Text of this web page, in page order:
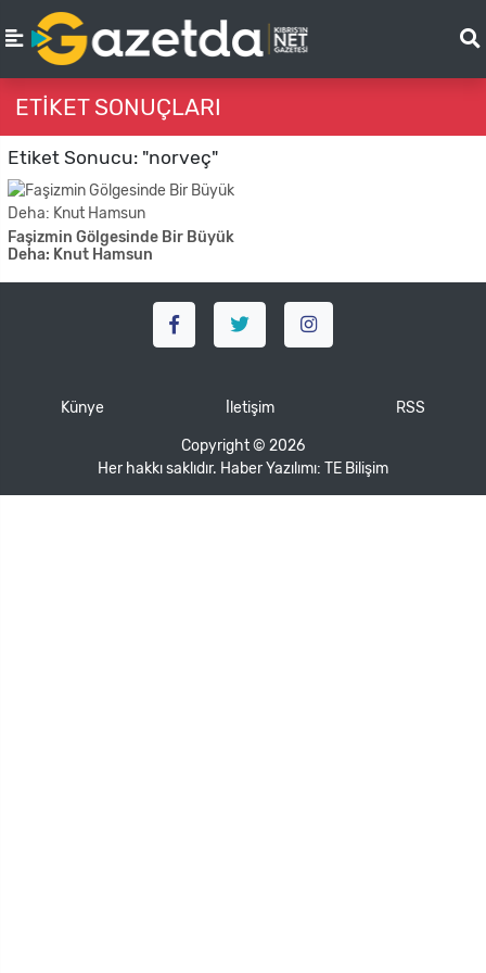
ETIKET SONUÇLARI
Etiket Sonucu: "norveç"
Faşizmin Gölgesinde Bir Büyük
Deha: Knut Hamsun
Künye İletişim RSS
Copyright © 2026
Her hakkı saklıdır. Haber Yazılımı: TE Bilişim